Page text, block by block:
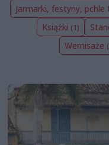
Jarmarki, festyny, pchle
Książki (1)
Wernisaże